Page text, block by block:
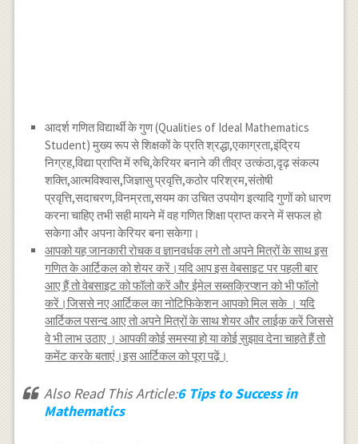
आदर्श गणित विद्यार्थी के गुण (Qualities of Ideal Mathematics
Student) मुख्य रूप से शिक्षकों के प्रति श्रद्धा,एकाग्रता,इंद्रिय
निग्रह,विद्या प्राप्ति में रुचि,केरियर बनाने की तीव्र उत्कंठा,दृढ़ संकल्प
शक्ति,आत्मविश्वास,जिज्ञासु प्रवृत्ति,कठोर परिश्रम,संतोषी
प्रवृत्ति,सदाचरण,विनम्रता,सयम का उचित उपयोग इत्यादि गुणों को धारण
करना चाहिए तभी सही मायने में वह गणित शिक्षा प्राप्त करने में सफल हो
सकेगा और अपना केरियर बना सकेगा।
आपको यह जानकारी रोचक व ज्ञानवर्धक लगे तो अपने मित्रों के साथ इस
गणित के आर्टिकल को शेयर करें।यदि आप इस वेबसाइट पर पहली बार
आए हैं तो वेबसाइट को फॉलो करें और ईमेल सब्सक्रिप्शन को भी फॉलो
करें।जिससे नए आर्टिकल का नोटिफिकेशन आपको मिल सके । यदि
आर्टिकल पसन्द आए तो अपने मित्रों के साथ शेयर और लाईक करें जिससे
वे भी लाभ उठाए । आपकी कोई समस्या हो या कोई सुझाव देना चाहते हैं तो
कमेंट करके बताएं।इस आर्टिकल को पूरा पढ़ें।
Also Read This Article:6 Tips to Success in
Mathematics